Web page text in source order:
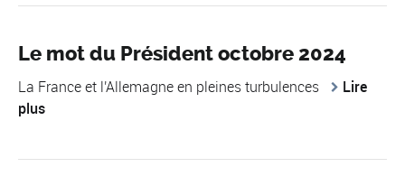
Le mot du Président octobre 2024
La France et l'Allemagne en pleines turbulences
Lire
plus